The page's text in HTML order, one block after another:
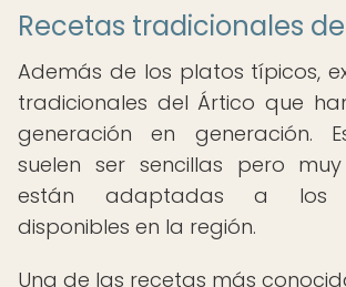
Recetas tradicionales
Además de los platos típicos,
tradicionales del Ártico que
generación en generación.
suelen ser sencillas pero
están adaptadas a los
disponibles en la región.
Una de las recetas más